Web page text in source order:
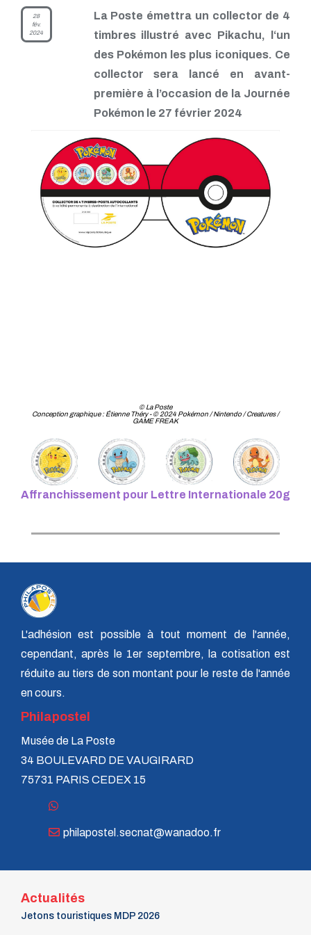
28
fév.
2024
La Poste émettra un collector de 4
timbres illustré avec Pikachu, l‘un
des Pokémon les plus iconiques. Ce
collector sera lancé en avant-
première à l’occasion de la Journée
Pokémon le 27 février 2024
© La Poste
Conception graphique : Étienne Théry - © 2024 Pokémon / Nintendo / Creatures /
GAME FREAK
Affranchissement pour Lettre Internationale 20g
L'adhésion est possible à tout moment de l'année,
cependant, après le 1er septembre, la cotisation est
réduite au tiers de son montant pour le reste de l'année
en cours.
Philapostel
Musée de La Poste
34 BOULEVARD DE VAUGIRARD
75731 PARIS CEDEX 15
philapostel.secnat@wanadoo.fr
Actualités
Jetons touristiques MDP 2026